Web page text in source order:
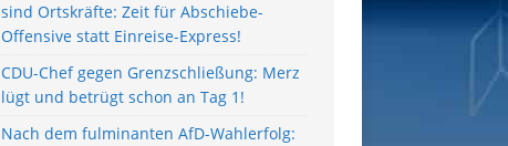
sind Ortskräfte: Zeit für Abschiebe-
Offensive statt Einreise-Express!
CDU-Chef gegen Grenzschließung: Merz
lügt und betrügt schon an Tag 1!
Nach dem fulminanten AfD-Wahlerfolg: